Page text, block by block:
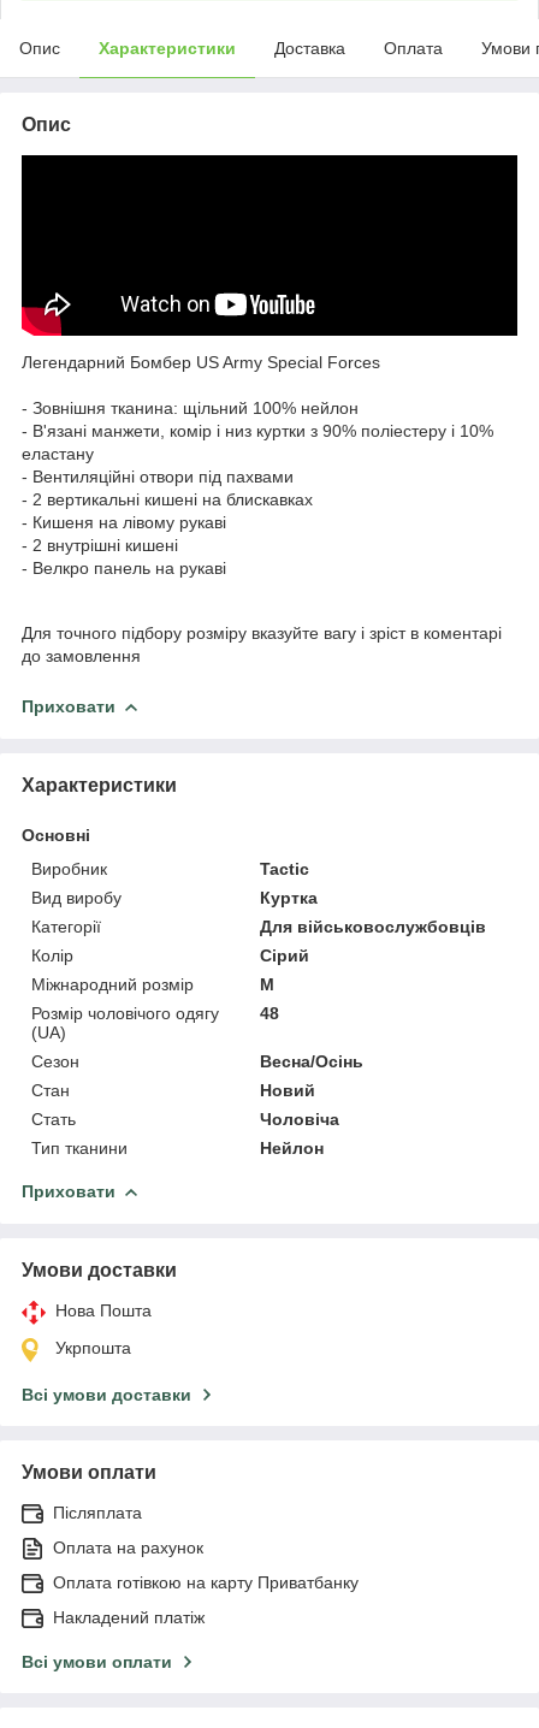
Опис Характеристики Доставка Оплата Умови
Опис
Легендарний Бомбер US Army Special Forces
- Зовнішня тканина: щільний 100% нейлон
- В'язані манжети, комір і низ куртки з 90% поліестеру і 10%
еластану
- Вентиляційні отвори під пахвами
- 2 вертикальні кишені на блискавках
- Кишеня на лівому рукаві
- 2 внутрішні кишені
- Велкро панель на рукаві
Для точного підбору розміру вказуйте вагу і зріст в коментарі
до замовлення
Приховати
Характеристики
Основні
Виробник
Tactic
Вид виробу
Куртка
Категорії
Для військовослужбовців
Колір
Сірий
Міжнародний розмір
M
Розмір чоловічого одягу
(UA)
48
Сезон
Весна/Осінь
Стан
Новий
Стать
Чоловіча
Тип тканини
Нейлон
Приховати
Умови доставки
Нова Пошта
Укрпошта
Всі умови доставки
Умови оплати
Післяплата
Оплата на рахунок
Оплата готівкою на карту Приватбанку
Накладений платіж
Всі умови оплати